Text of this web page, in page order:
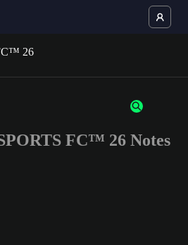
3 caractères ou chiffres.
FC™ 26 Notes